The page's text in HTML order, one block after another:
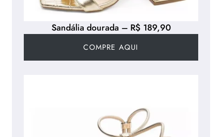
Sandália dourada – R$ 189,90
COMPRE AQUI